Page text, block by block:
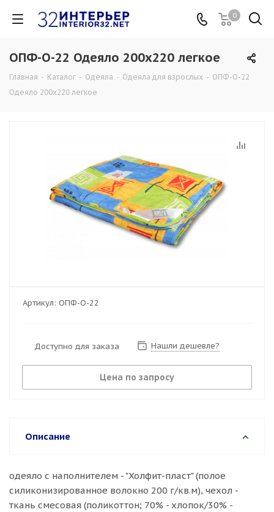
0
ОПФ-О-22 Одеяло 200х220 легкое
Главная - Каталог - Одеяла - Одеяла для взрослых - ОПФ-О-22
Одеяло 200х220 легкое
Артикул: ОПФ-О-22
Доступно для заказа Нашли дешевле?
Цена по запросу
Описание
одеяло с наполнителем - "Холфит-пласт" (полое
силиконизированное волокно 200 г/кв.м), чехол -
ткань смесовая (поликоттон; 70% - хлопок/30% -